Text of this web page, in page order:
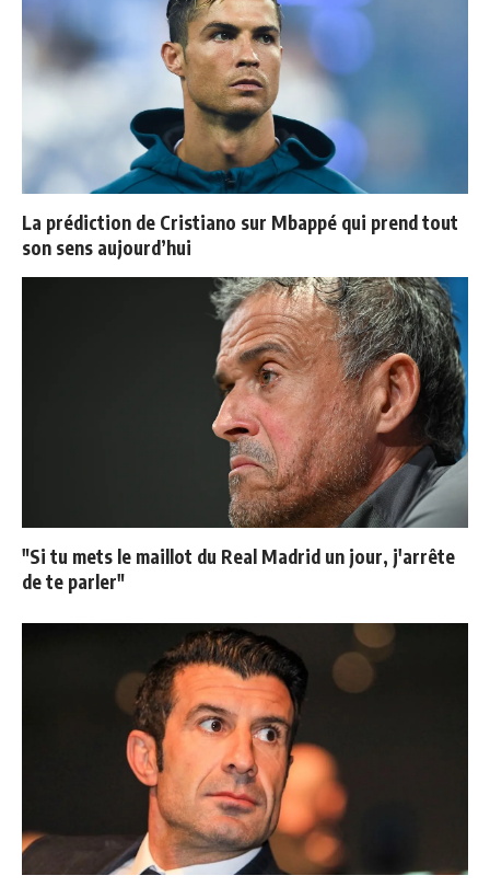
La prédiction de Cristiano sur Mbappé qui prend tout
son sens aujourd’hui
"Si tu mets le maillot du Real Madrid un jour, j'arrête
de te parler"